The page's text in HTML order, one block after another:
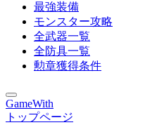
最強装備
モンスター攻略
全武器一覧
全防具一覧
勲章獲得条件
GameWith
トップページ